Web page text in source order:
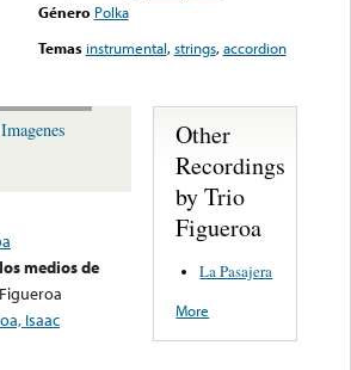
Género Polka
Temas instrumental,strings,accordion
Imagenes
medios de
Isaac
Other
Recordings
by Trio
Figueroa
La Pasajera
More